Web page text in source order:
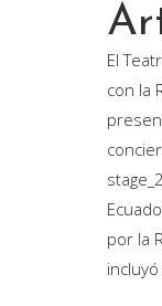
El
con la
por la